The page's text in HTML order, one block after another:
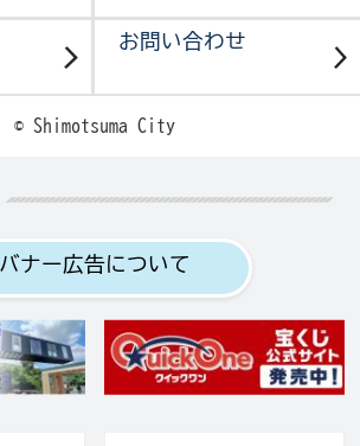
お問い合わせ
© Shimotsuma City
バナー広告について